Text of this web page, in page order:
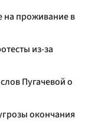
на проживание в
из-за
Пугачевой о
окончания